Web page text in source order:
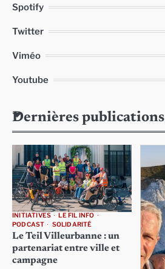
Spotify
Twitter
Viméo
Youtube
Dernières publications
INITIATIVES
LE FIL INFO
PODCAST
SOLIDARITÉ
Le Teil Villeurbanne : un
partenariat entre ville et
campagne